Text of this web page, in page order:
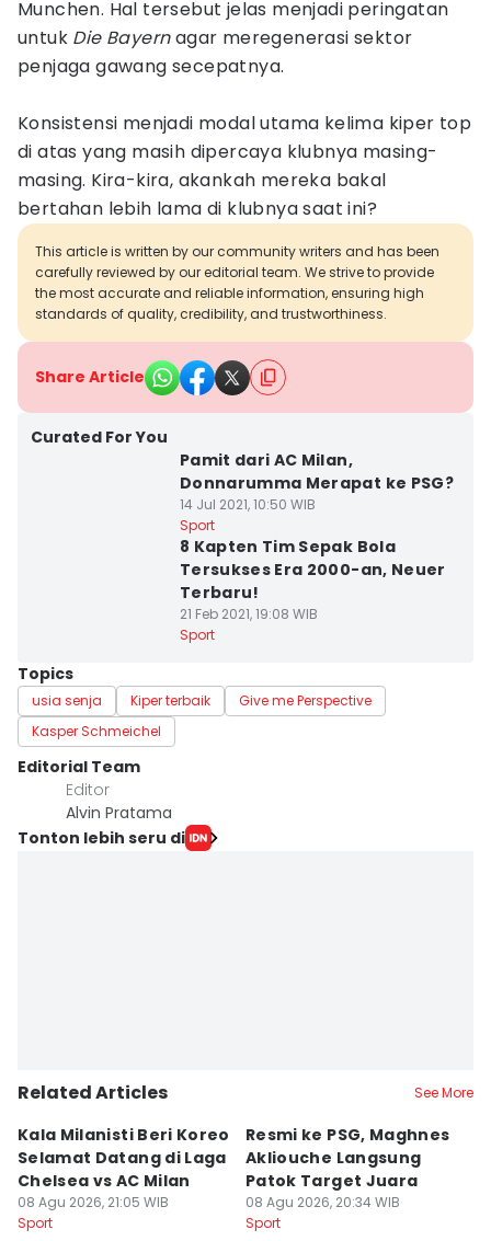
Munchen. Hal tersebut jelas menjadi peringatan
untuk Die Bayernagar meregenerasi sektor
penjaga gawang secepatnya.
Konsistensi menjadi modal utama kelima kiper top
di atas yang masih dipercaya klubnya masing-
masing. Kira-kira, akankah mereka bakal
bertahan lebih lama di klubnya saat ini?
This article is written by our community writers and has been
carefully reviewed by our editorial team. We strive to provide
the most accurate and reliable information, ensuring high
standards of quality, credibility, and trustworthiness.
Share Article
Curated For You
Pamit dari AC Milan,
Donnarumma Merapat ke PSG?
14 Jul 2021, 10:50 WIB
Sport
8 Kapten Tim Sepak Bola
Tersukses Era 2000-an, Neuer
Terbaru!
21 Feb 2021, 19:08 WIB
Sport
Topics
usia senja Kiper terbaik
Give me Perspective
Kasper Schmeichel
Editorial Team
Editor
Alvin Pratama
Tonton lebih seru di
Related Articles See More
Kala Milanisti Beri Koreo
Selamat Datang di Laga
Chelsea vs AC Milan
08 Agu 2026, 21:05 WIB
Sport
Resmi ke PSG, Maghnes
Akliouche Langsung
Patok Target Juara
08 Agu 2026, 20:34 WIB
Sport